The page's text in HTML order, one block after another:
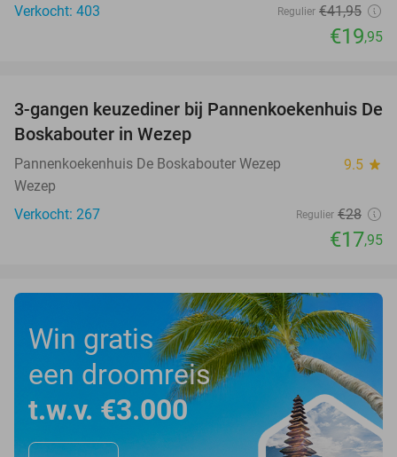
Verkocht: 403
Regulier €41,95
€19,95
36%
3-gangen keuzediner bij Pannenkoekenhuis De
Boskabouter in Wezep
Pannenkoekenhuis De Boskabouter Wezep 9.5 star
Wezep
Verkocht: 267
Regulier €28
€17,95
Win gratis
een droomreis
t.w.v. €3.000